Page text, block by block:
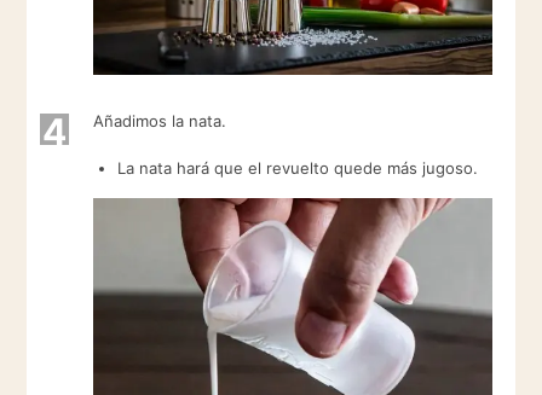
4 Añadimos la nata.
La nata hará que el revuelto quede más jugoso.